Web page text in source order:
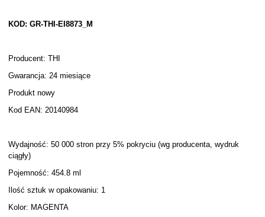
KOD: GR-THI-EI8873_M
Producent: THI
Gwarancja: 24 miesiące
Produkt nowy
Kod EAN: 20140984
Wydajność: 50 000 stron przy 5% pokryciu (wg producenta, wydruk
ciągły)
Pojemność: 454.8 ml
Ilość sztuk w opakowaniu: 1
Kolor: MAGENTA